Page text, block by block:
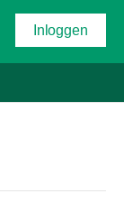
Inloggen